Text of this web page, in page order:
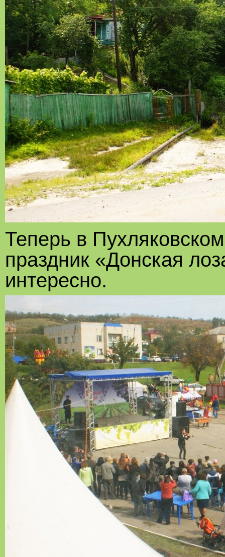
Теперь в
праздник «Донская
интересно.